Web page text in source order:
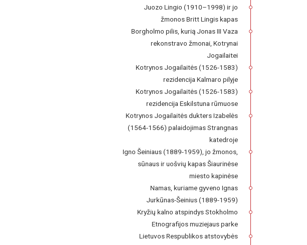
Juozo Lingio (1910–1998) ir jo
žmonos Britt Lingis kapas
Borgholmo pilis, kurią Jonas III Vaza
rekonstravo žmonai, Kotrynai
Jogailaitei
Kotrynos Jogailaitės (1526-1583)
rezidencija Kalmaro pilyje
Kotrynos Jogailaitės (1526-1583)
rezidencija Eskilstuna rūmuose
Kotrynos Jogailaitės dukters Izabelės
(1564-1566) palaidojimas Strangnas
katedroje
Igno Šeiniaus (1889-1959), jo žmonos,
sūnaus ir uošvių kapas Šiaurinėse
miesto kapinėse
Namas, kuriame gyveno Ignas
Jurkūnas-Šeinius (1889-1959)
Kryžių kalno atspindys Stokholmo
Etnografijos muziejaus parke
Lietuvos Respublikos atstovybės